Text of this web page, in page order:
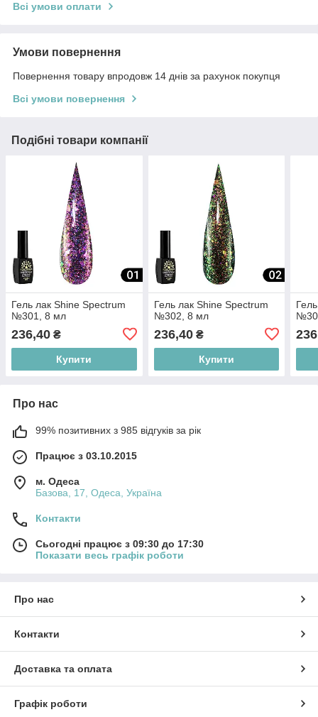
Всі умови оплати
Умови повернення
Повернення товару впродовж 14 днів за рахунок покупця
Всі умови повернення
Подібні товари компанії
Гель лак Shine Spectrum
№301, 8 мл
236,40 ₴
Купити
Гель лак Shine Spectrum
№302, 8 мл
236,40₴
Купити
Про нас
99% позитивних з 985 відгуків за рік
Працює з 03.10.2015
м. Одеса
Базова, 17, Одеса, Україна
Контакти
Сьогодні працює з 09:30 до 17:30
Показати весь графік роботи
Про нас
Контакти
Доставка та оплата
Графік роботи